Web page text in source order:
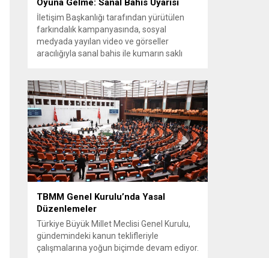
Oyuna Gelme: Sanal Bahis Uyarısı
İletişim Başkanlığı tarafından yürütülen
farkındalık kampanyasında, sosyal
medyada yayılan video ve görseller
aracılığıyla sanal bahis ile kumarın saklı
vaadiyle kişiler nasıl sisteme çekildiği
örneklerle anlatıldı. Çalışmada, bahis ve
kumarın masum bir eğlence olmadığı;
kayıpları telafi etme düşüncesinin
kullanıcıyı daha fazla oynamaya...
TBMM Genel Kurulu’nda Yasal
Düzenlemeler
Türkiye Büyük Millet Meclisi Genel Kurulu,
gündemindeki kanun teklifleriyle
çalışmalarına yoğun biçimde devam ediyor.